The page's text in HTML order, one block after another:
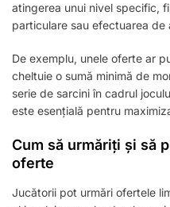
atingerea unui nivel specific,
particulare sau efectuarea de
De exemplu, unele oferte ar
cheltuie o sumă minimă de
serie de sarcini în cadrul
este esențială pentru
Cum să urmăriți și să
oferte
Jucătorii pot urmări ofertele